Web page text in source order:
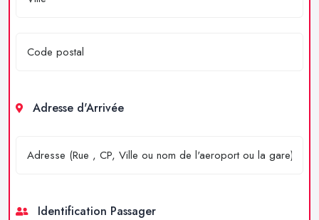
Adresse d'Arrivée
Identification Passager